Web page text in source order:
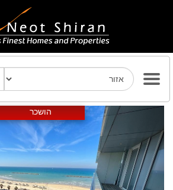
הושכר Next